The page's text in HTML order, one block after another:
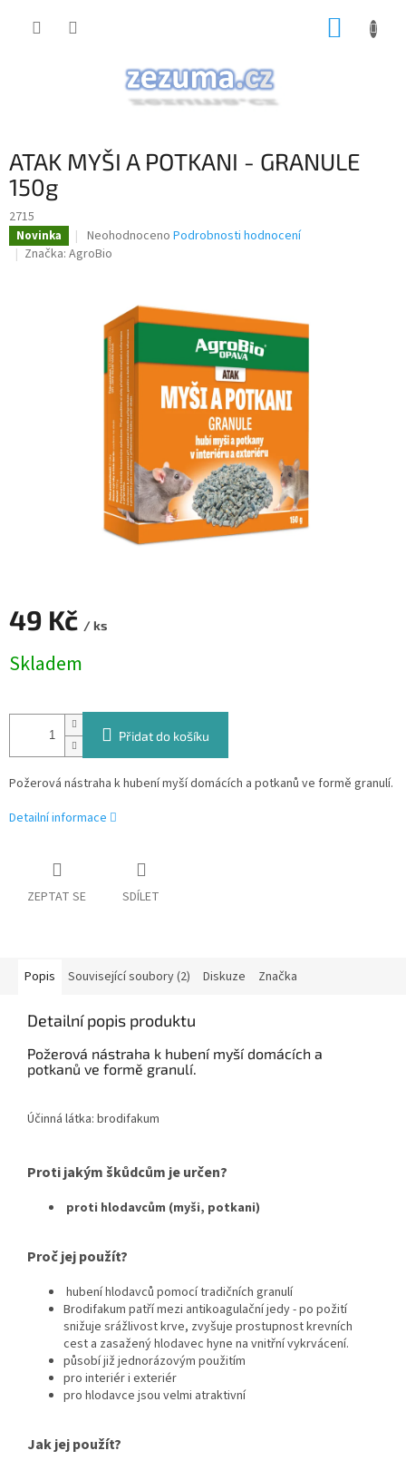
ATAK MYŠI A POTKANI - GRANULE
150g
2715
Novinka
Průměrné
hodnocení
hvězdiček.
Neohodnoceno Podrobnosti hodnocení
Značka: AgroBio
49 Kč / ks
cena:
Skladem
Přidat do košíku
Požerová nástraha k hubení myší domácích a potkanů ve formě granulí.
Detailní informace
ZEPTAT SE SDÍLET
Popis Související soubory (2) Diskuze Značka
Detailní popis produktu
Požerová nástraha k hubení myší domácích a
potkanů ve formě granulí.
Účinná látka: brodifakum
Proti jakým škůdcům je určen?
proti hlodavcům (myši, potkani)
Proč jej použít?
hubení hlodavců pomocí tradičních granulí
Brodifakum patří mezi antikoagulační jedy - po požití
snižuje srážlivost krve, zvyšuje prostupnost krevních
cest a zasažený hlodavec hyne na vnitřní vykrvácení.
působí již jednorázovým použitím
pro interiér i exteriér
pro hlodavce jsou velmi atraktivní
Jak jej použít?